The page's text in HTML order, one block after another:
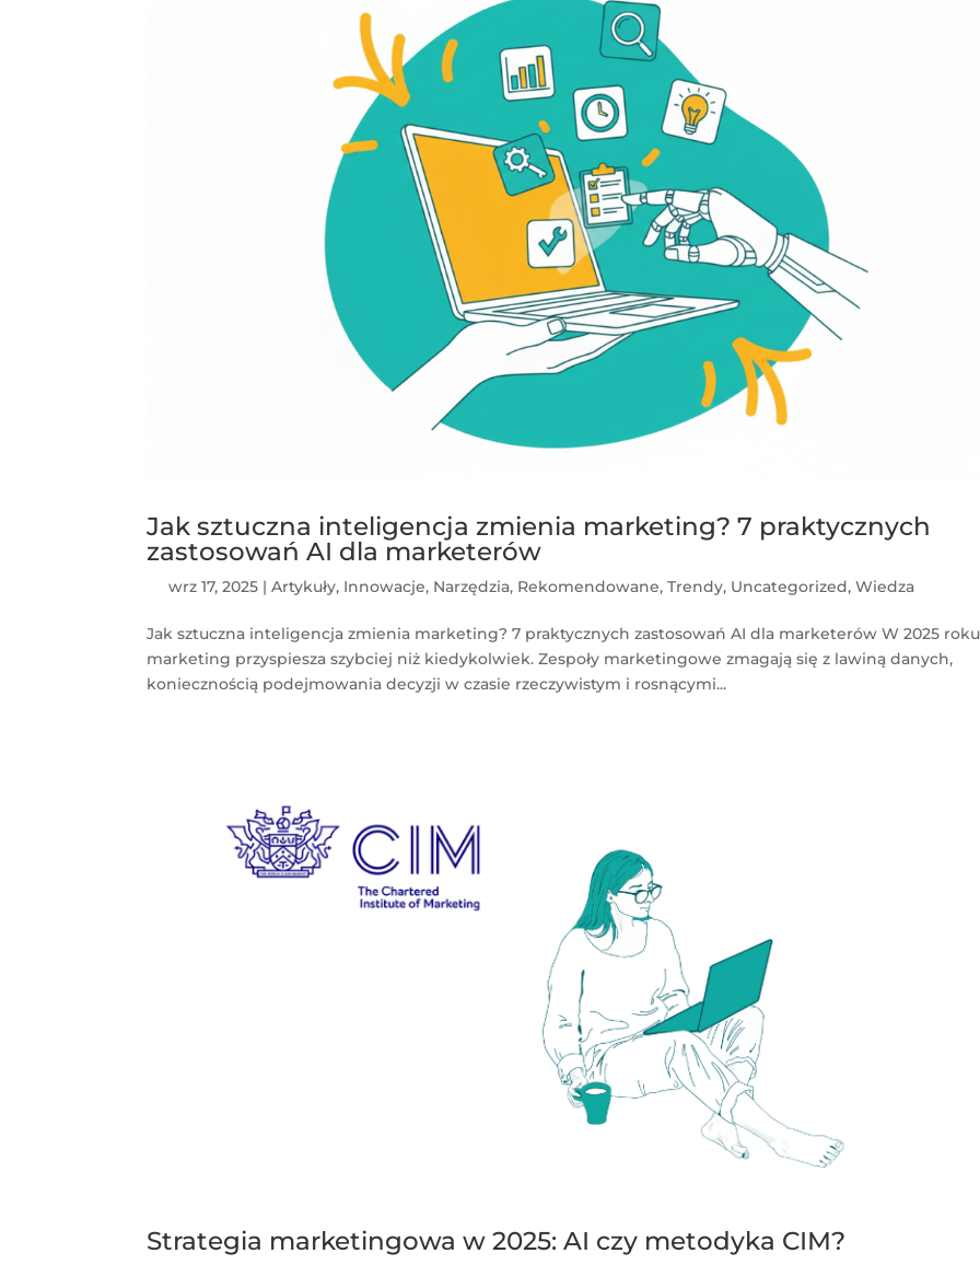
Jak sztuczna inteligencja zmienia marketing? 7 praktycznych
zastosowań AI dla marketerów
wrz 17, 2025 |Artykuły, Innowacje, Narzędzia, Rekomendowane,Trendy, Uncategorized,Wiedza
Jak sztuczna inteligencja zmienia marketing? 7 praktycznych zastosowań AI dla marketerów W 2025 roku
marketing przyspiesza szybciej niż kiedykolwiek. Zespoły marketingowe zmagają się z lawiną danych,
koniecznością podejmowania decyzji w czasie rzeczywistym i rosnącymi...
Strategia marketingowa w 2025: AI czy metodyka CIM?